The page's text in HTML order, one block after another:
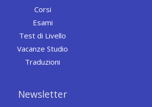
Corsi
Esami
Test di Livello
Vacanze Studio
Traduzioni
Newsletter